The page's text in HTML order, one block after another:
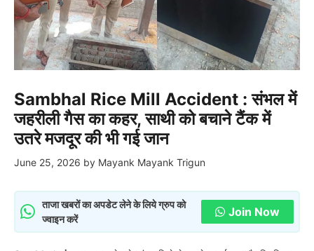
Sambhal Rice Mill Accident : संभल में
जहरीली गैस का कहर, साथी को बचाने टैंक में
उतरे मजदूर की भी गई जान
June 25, 2026 by Mayank Mayank Trigun
ताजा खबरों का अपडेट लेने के लिये ग्रुप को
ज्वाइन करें
Join Now